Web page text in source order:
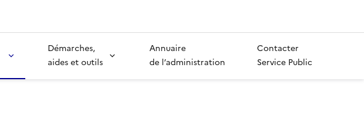
Démarches,
aides et outils
Annuaire
de l’administration
Contacter
Service Public